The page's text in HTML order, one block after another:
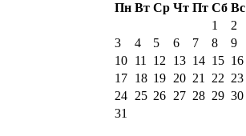
Пн Вт Ср Чт Пт Сб Вс
1
2
3
4 5 6 7 8
9
10
11 12 13 14 15 16
17
18 19 20 21 22 23
24 25 26 27 28 29 30
31